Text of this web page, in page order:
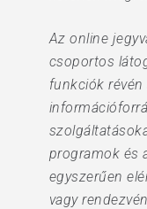
Az online
csoportos
funkciók
programok és
egyszerűen
vagy